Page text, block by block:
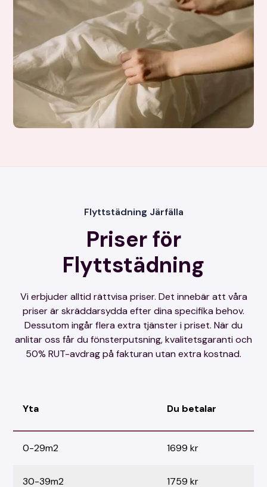
Flyttstädning Järfälla
Priser för
Flyttstädning
Vi erbjuder alltid rättvisa priser. Det innebär att våra
priser är skräddarsydda efter dina specifika behov.
Dessutom ingår flera extra tjänster i priset. När du
anlitar oss får du fönsterputsning, kvalitetsgaranti och
50% RUT-avdrag på fakturan utan extra kostnad.
Yta Du betalar
0-29m2 1699 kr
30-39m2 1759 kr